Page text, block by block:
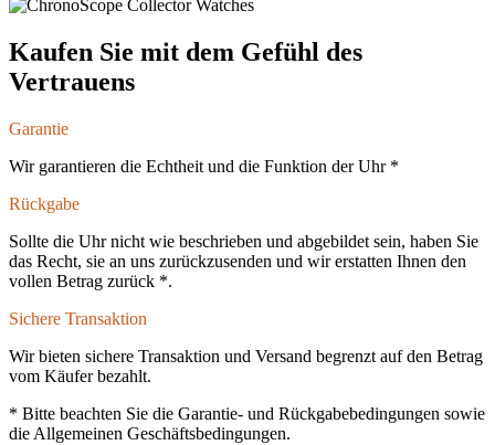
Kaufen Sie mit dem Gefühl des
Vertrauens
Garantie
Wir garantieren die Echtheit und die Funktion der Uhr *
Rückgabe
Sollte die Uhr nicht wie beschrieben und abgebildet sein, haben Sie
das Recht, sie an uns zurückzusenden und wir erstatten Ihnen den
vollen Betrag zurück *.
Sichere Transaktion
Wir bieten sichere Transaktion und Versand begrenzt auf den Betrag
vom Käufer bezahlt.
* Bitte beachten Sie die Garantie- und Rückgabebedingungen sowie
die Allgemeinen Geschäftsbedingungen.